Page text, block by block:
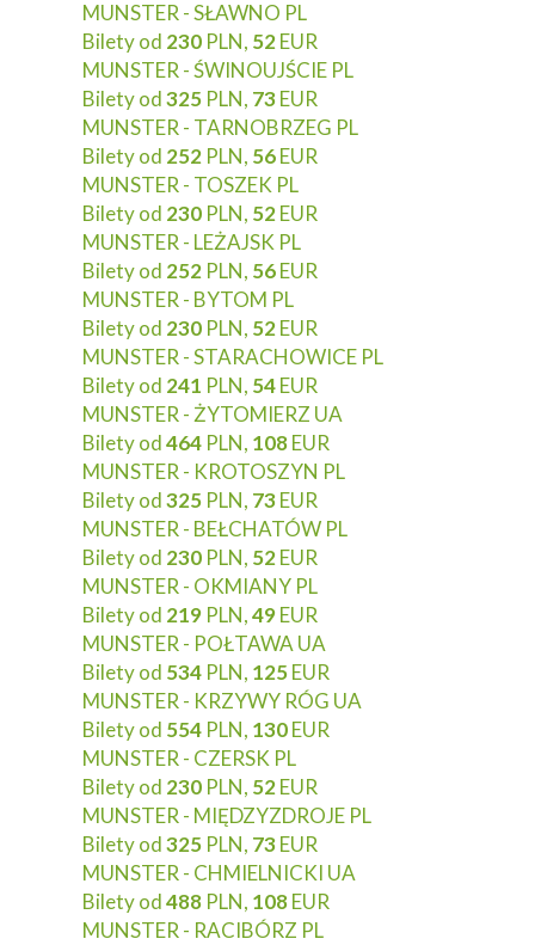
MUNSTER - SŁAWNO PL
Bilety od 230 PLN, 52EUR
MUNSTER - ŚWINOUJŚCIE PL
Bilety od325 PLN, 73EUR
MUNSTER - TARNOBRZEG PL
Bilety od 252 PLN, 56EUR
MUNSTER - TOSZEK PL
Bilety od 230 PLN, 52EUR
MUNSTER - LEŻAJSK PL
Bilety od 252 PLN, 56EUR
MUNSTER - BYTOM PL
Bilety od 230 PLN, 52EUR
MUNSTER - STARACHOWICE PL
Bilety od 241 PLN, 54EUR
MUNSTER - ŻYTOMIERZ UA
Bilety od464 PLN, 108EUR
MUNSTER - KROTOSZYN PL
Bilety od325 PLN, 73EUR
MUNSTER - BEŁCHATÓW PL
Bilety od 230 PLN, 52EUR
MUNSTER - OKMIANY PL
Bilety od 219 PLN,49EUR
MUNSTER - POŁTAWA UA
Bilety od 534 PLN, 125EUR
MUNSTER - KRZYWY RÓG UA
Bilety od 554 PLN, 130EUR
MUNSTER - CZERSK PL
Bilety od 230 PLN, 52EUR
MUNSTER - MIĘDZYZDROJE PL
Bilety od325 PLN, 73EUR
MUNSTER - CHMIELNICKI UA
Bilety od488 PLN, 108EUR
MUNSTER - RACIBÓRZ PL